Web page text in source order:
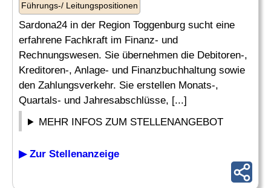
Führungs-/ Leitungspositionen
Sardona24 in der Region Toggenburg sucht eine
erfahrene Fachkraft im Finanz- und
Rechnungswesen. Sie übernehmen die Debitoren-,
Kreditoren-, Anlage- und Finanzbuchhaltung sowie
den Zahlungsverkehr. Sie erstellen Monats-,
Quartals- und Jahresabschlüsse, [...]
MEHR INFOS ZUM STELLENANGEBOT
▶ Zur Stellenanzeige